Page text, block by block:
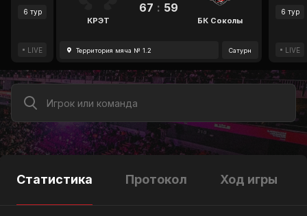
6 тур
LIVE
КРЭТ
67 : 59
БК Соколы
Территория мяча № 1.2 Сатурн
6 тур
LIVE
Статистика Протокол Ход игры